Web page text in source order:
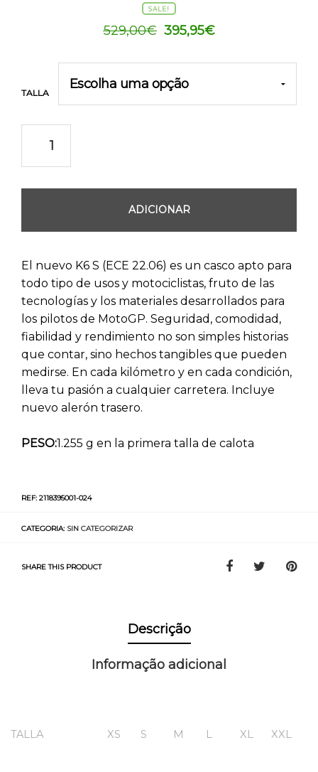
SALE!
529,00€ O
era:
395,95€O
TALLA
ADICIONAR
El nuevo K6 S (ECE 22.06) es un casco apto para
todo tipo de usos y motociclistas, fruto de las
tecnologías y los materiales desarrollados para
los pilotos de MotoGP. Seguridad, comodidad,
fiabilidad y rendimiento no son simples historias
que contar, sino hechos tangibles que pueden
medirse. En cada kilómetro y en cada condición,
lleva tu pasión a cualquier carretera. Incluye
nuevo alerón trasero.
PESO:1.255 g en la primera talla de calota
REF: 2118395001-024
CATEGORIA: SIN CATEGORIZAR
SHARE THIS PRODUCT
Descrição
Informação adicional
TALLA XS S M L XL XXL